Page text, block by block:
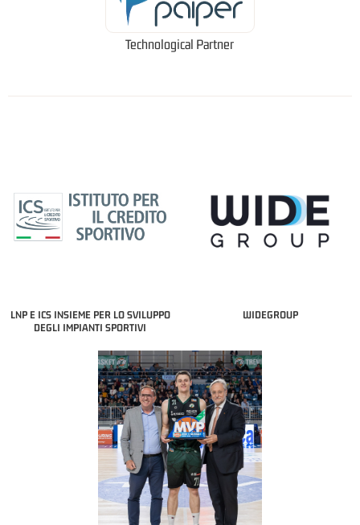
Technological Partner
LNP E ICS INSIEME PER LO SVILUPPO
DEGLI IMPIANTI SPORTIVI
WIDEGROUP